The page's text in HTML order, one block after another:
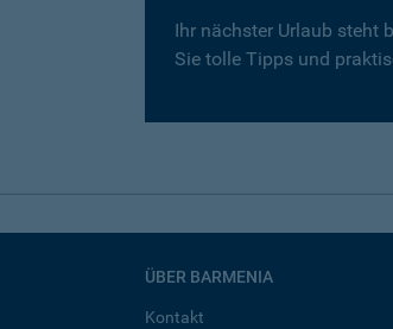
Ihr nächster Urlaub steht
Sie tolle Tipps und
ÜBER BARMENIA
Kontakt